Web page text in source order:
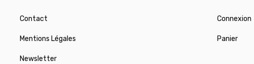
Contact
Mentions Légales
Newsletter
Connexion
Panier